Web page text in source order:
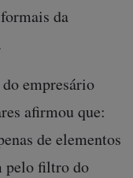
da
do empresário
afirmou que:
de elementos
pelo filtro do